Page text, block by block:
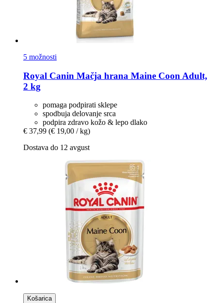
5 možnosti
Royal Canin Mačja hrana Maine Coon Adult,
2 kg
pomaga podpirati sklepe
spodbuja delovanje srca
podpira zdravo kožo & lepo dlako
€ 37,99 (€ 19,00 / kg)
Dostava do 12 avgust
Košarica